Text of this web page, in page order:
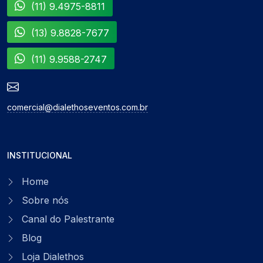
(11) 9.4975-8811
(13) 9.8828-7677
(11) 9.9588-2747
comercial@dialethoseventos.com.br
INSTITUCIONAL
Home
Sobre nós
Canal do Palestrante
Blog
Loja Dialethos